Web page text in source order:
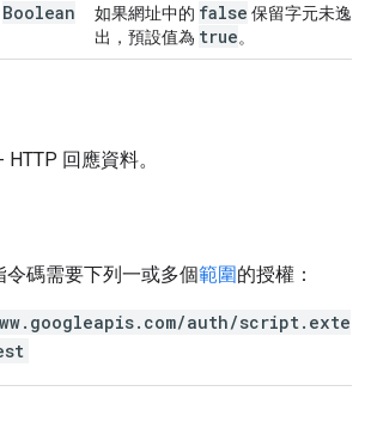
Boolean 如果網址中的 false 保留字元未逸
出，預設值為 true。
- HTTP 回應資料。
碼需要下列一或多個範圍的授權：
auth/script.exte